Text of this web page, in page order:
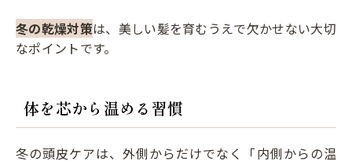
冬の乾燥対策は、美しい髪を育むうえで欠かせない大切
なポイントです。
体を芯から温める習慣
冬の頭皮ケアは、外側からだけでなく「内側からの温